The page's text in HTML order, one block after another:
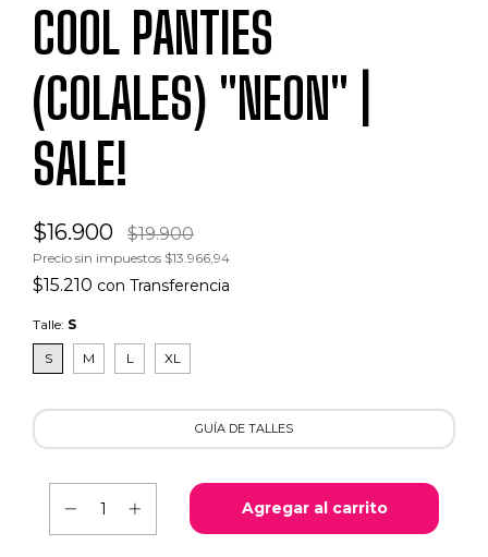
COOL PANTIES
(COLALES) "NEON" |
SALE!
$16.900 $19.900
Precio sin impuestos $13.966,94
$15.210 con Transferencia
Talle: S
S M L XL
GUÍA DE TALLES